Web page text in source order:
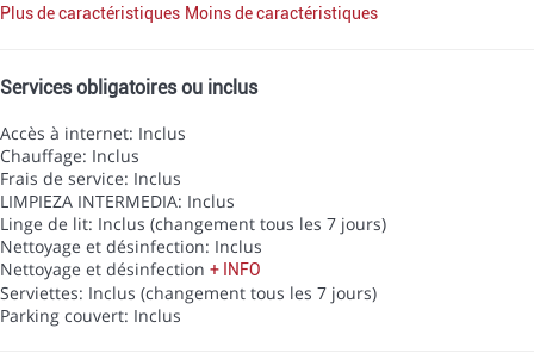
Plus de caractéristiques Moins de caractéristiques
Services obligatoires ou inclus
Accès à internet: Inclus
Chauffage: Inclus
Frais de service: Inclus
LIMPIEZA INTERMEDIA: Inclus
Linge de lit: Inclus (changement tous les 7 jours)
Nettoyage et désinfection: Inclus
Nettoyage et désinfection + INFO
Serviettes: Inclus (changement tous les 7 jours)
Parking couvert: Inclus